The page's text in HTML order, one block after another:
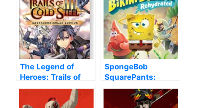
The Legend of
Heroes: Trails of
Cold Steel III
SpongeBob
SquarePants:
Battle for Bikini
Bottom